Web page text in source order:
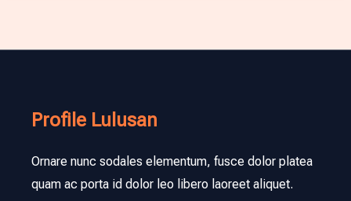
Profile Lulusan
Ornare nunc sodales elementum, fusce dolor platea
quam ac porta id dolor leo libero laoreet aliquet.